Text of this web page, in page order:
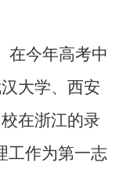
在今年高考中
大学、西安
在浙江的录
工作为第一志